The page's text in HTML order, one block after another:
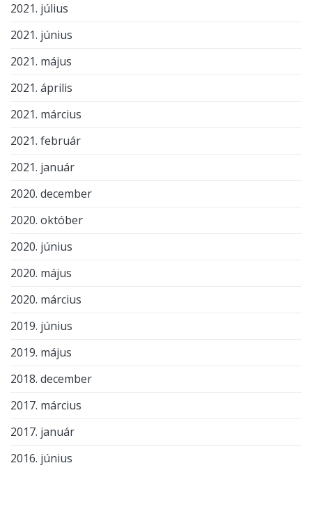
2021. július
2021. június
2021. május
2021. április
2021. március
2021. február
2021. január
2020. december
2020. október
2020. június
2020. május
2020. március
2019. június
2019. május
2018. december
2017. március
2017. január
2016. június